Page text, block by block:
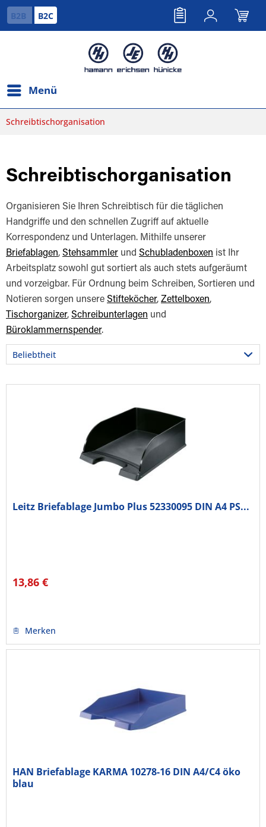
B2B B2C
Menü
Schreibtischorganisation
Schreibtischorganisation
Organisieren Sie Ihren Schreibtisch für die täglichen
Handgriffe und den schnellen Zugriff auf aktuelle
Korrespondenz und Unterlagen. Mithilfe unserer
Briefablagen, Stehsammler und Schubladenboxen ist Ihr
Arbeitsplatz sowohl gut sortiert als auch stets aufgeräumt
und vorzeigbar. Für Ordnung beim Schreiben, Sortieren und
Notieren sorgen unsere Stifteköcher, Zettelboxen,
Tischorganizer, Schreibunterlagen und
Büroklammernspender.
Leitz Briefablage Jumbo Plus 52330095 DIN A4 PS...
13,86 €
Merken
HAN Briefablage KARMA 10278-16 DIN A4/C4 öko
blau